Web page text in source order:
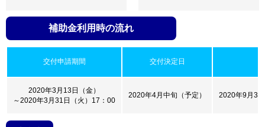
補助金利用時の流れ
交付申請期間 交付決定日
2020年3月13日（金）
～2020年3月31日（火）17：00
2020年4月中旬（予定） 2020年9月30